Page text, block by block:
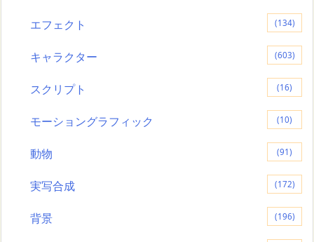
エフェクト (134)
キャラクター (603)
スクリプト (16)
モーショングラフィック (10)
動物 (91)
実写合成 (172)
背景 (196)